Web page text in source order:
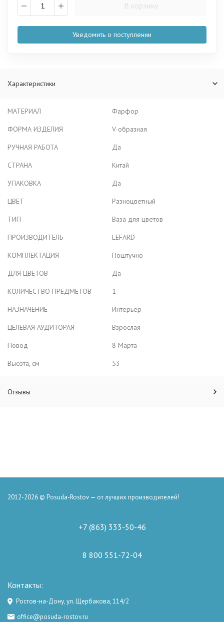
В корзину
Уведомить о поступлении
Характеристики
МАТЕРИАЛ
Фарфор
ФОРМА ИЗДЕЛИЯ
V-образная
РУЧНАЯ РАБОТА
Да
СТРАНА
Китай
УПАКОВКА
Да
ЦВЕТ
Разноцветный
ТИП
Ваза для цветов
ПРОИЗВОДИТЕЛЬ
LEFARD
КОМПЛЕКТАЦИЯ
Поштучно
ДЛЯ ЦВЕТОВ
Да
КОЛИЧЕСТВО ПРЕДМЕТОВ
1
НАЗНАЧЕНИЕ
Интерьер
ЦЕЛЕВАЯ АУДИТОРАЯ
Взрослая
Повод
8 Марта
Высота, см
53
Отзывы
2012-2026 © Posuda-Rostov — от лучших производителей!
+7 (863) 333-50-46
8 800 551-72-04
Контакты:
Ростов-на-Дону, ул. Щербакова, 114/2
office@posuda-rostov.ru